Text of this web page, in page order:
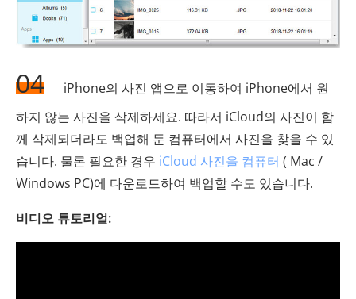
04
iPhone의 사진 앱으로 이동하여 iPhone에서 원
하지 않는 사진을 삭제하세요. 따라서 iCloud의 사진이 함
께 삭제되더라도 백업해 둔 컴퓨터에서 사진을 찾을 수 있
습니다. 물론 필요한 경우 iCloud 사진을 컴퓨터 ( Mac /
Windows PC)에 다운로드하여 백업할 수도 있습니다.
비디오 튜토리얼: